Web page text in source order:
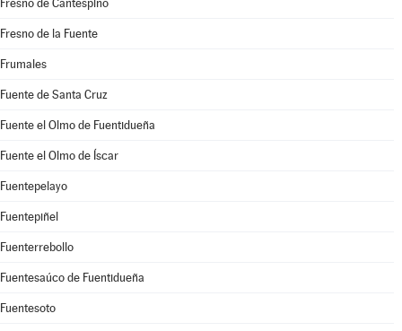
Fresno de Cantespino
Fresno de la Fuente
Frumales
Fuente de Santa Cruz
Fuente el Olmo de Fuentidueña
Fuente el Olmo de Íscar
Fuentepelayo
Fuentepiñel
Fuenterrebollo
Fuentesaúco de Fuentidueña
Fuentesoto